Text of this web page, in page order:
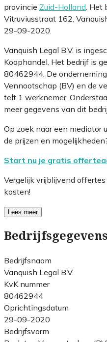
provincie Zuid-Holland .
Vitruviusstraat 162.
29-09-2020.
Vanquish Legal B.V. is
Koophandel. Het bedrijf is
80462944. De
Vennootschap (BV) en de
telt 1 werknemer.
meer gegevens van dit
Op zoek naar een mediator
de prijzen en
Start nu je gratis
Vergelijk vrijblijvend
kosten!
Lees meer
Bedrijfsgegevens
Bedrijfsnaam
Vanquish Legal B.V.
KvK nummer
80462944
Oprichtingsdatum
29-09-2020
Bedrijfsvorm